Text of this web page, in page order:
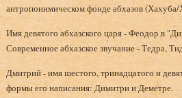
антропонимическом фонде абхазов
Имя девятого абхазского царя - Феодор в
Современное абхазское звучание - Тедра,
Дмитрий - имя шестого, тринадцатого и
формы его написания: Димитри и Деметре.